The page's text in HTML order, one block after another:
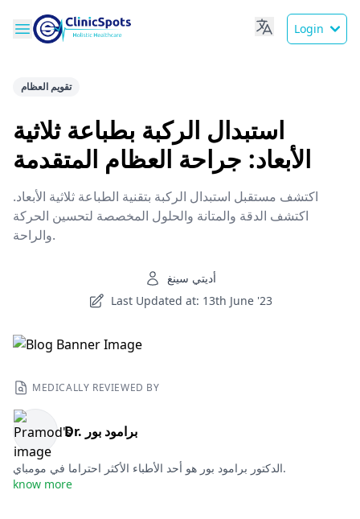
Login
تقويم العظام
استبدال الركبة بطباعة ثلاثية
الأبعاد: جراحة العظام المتقدمة
اكتشف مستقبل استبدال الركبة بتقنية الطباعة ثلاثية الأبعاد.
اكتشف الدقة والمتانة والحلول المخصصة لتحسين الحركة
والراحة.
أديتي سينغ
Last Updated at: 13th June '23
MEDICALLY REVIEWED BY
Dr. برامود بور
الدكتور برامود بور هو أحد الأطباء الأكثر احتراما في مومباي.
know more